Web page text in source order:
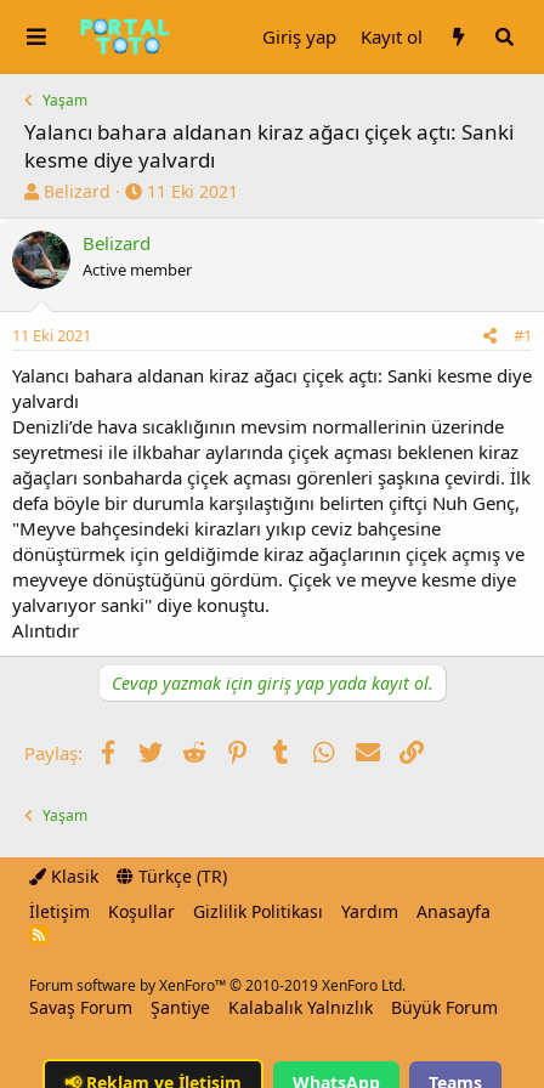
Giriş yap Kayıt ol
Yaşam
Yalancı bahara aldanan kiraz ağacı çiçek açtı: Sanki
kesme diye yalvardı
K
n
u
y
u
b
ş
l
a
a
n
Belizard
B
ş
a
ç
a
i
h
i
11 Eki 2021
Belizard
Active member
11 Eki 2021 #1
Yalancı bahara aldanan kiraz ağacı çiçek açtı: Sanki kesme diye
yalvardı
Denizli’de hava sıcaklığının mevsim normallerinin üzerinde
seyretmesi ile ilkbahar aylarında çiçek açması beklenen kiraz
ağaçları sonbaharda çiçek açması görenleri şaşkına çevirdi. İlk
defa böyle bir durumla karşılaştığını belirten çiftçi Nuh Genç,
"Meyve bahçesindeki kirazları yıkıp ceviz bahçesine
dönüştürmek için geldiğimde kiraz ağaçlarının çiçek açmış ve
meyveye dönüştüğünü gördüm. Çiçek ve meyve kesme diye
yalvarıyor sanki'' diye konuştu.
Alıntıdır
Cevap yazmak için giriş yap yada kayıt ol.
Paylaş: Facebook
TwitterReddit PinterestTumblrWhatsApp
E-postaLink
Yaşam
Klasik
Türkçe (TR)
İletişim
Koşullar Gizlilik Politikası Yardım Anasayfa
R
Forum software by XenForo™© 2010-2019 XenForo Ltd.
Savaş Forum Şantiye Kalabalık Yalnızlık Büyük Forum
📢Reklam ve İletişim WhatsApp Teams